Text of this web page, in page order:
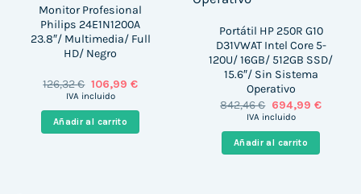
Monitor Profesional
Philips 24E1N1200A
23.8″/ Multimedia/ Full
HD/ Negro
126,32€ El
precio
era:
126,32 €.
106,99 €El
es:
106,99 €.
IVA incluido
Añadir al carrito
Portátil HP 250R G10
D31VWAT Intel Core 5-
120U/ 16GB/ 512GB SSD/
15.6″/ Sin Sistema
Operativo
842,46€ El
precio
era:
842,46 €.
694,99 €El
IVA incluido
Añadir al carrito